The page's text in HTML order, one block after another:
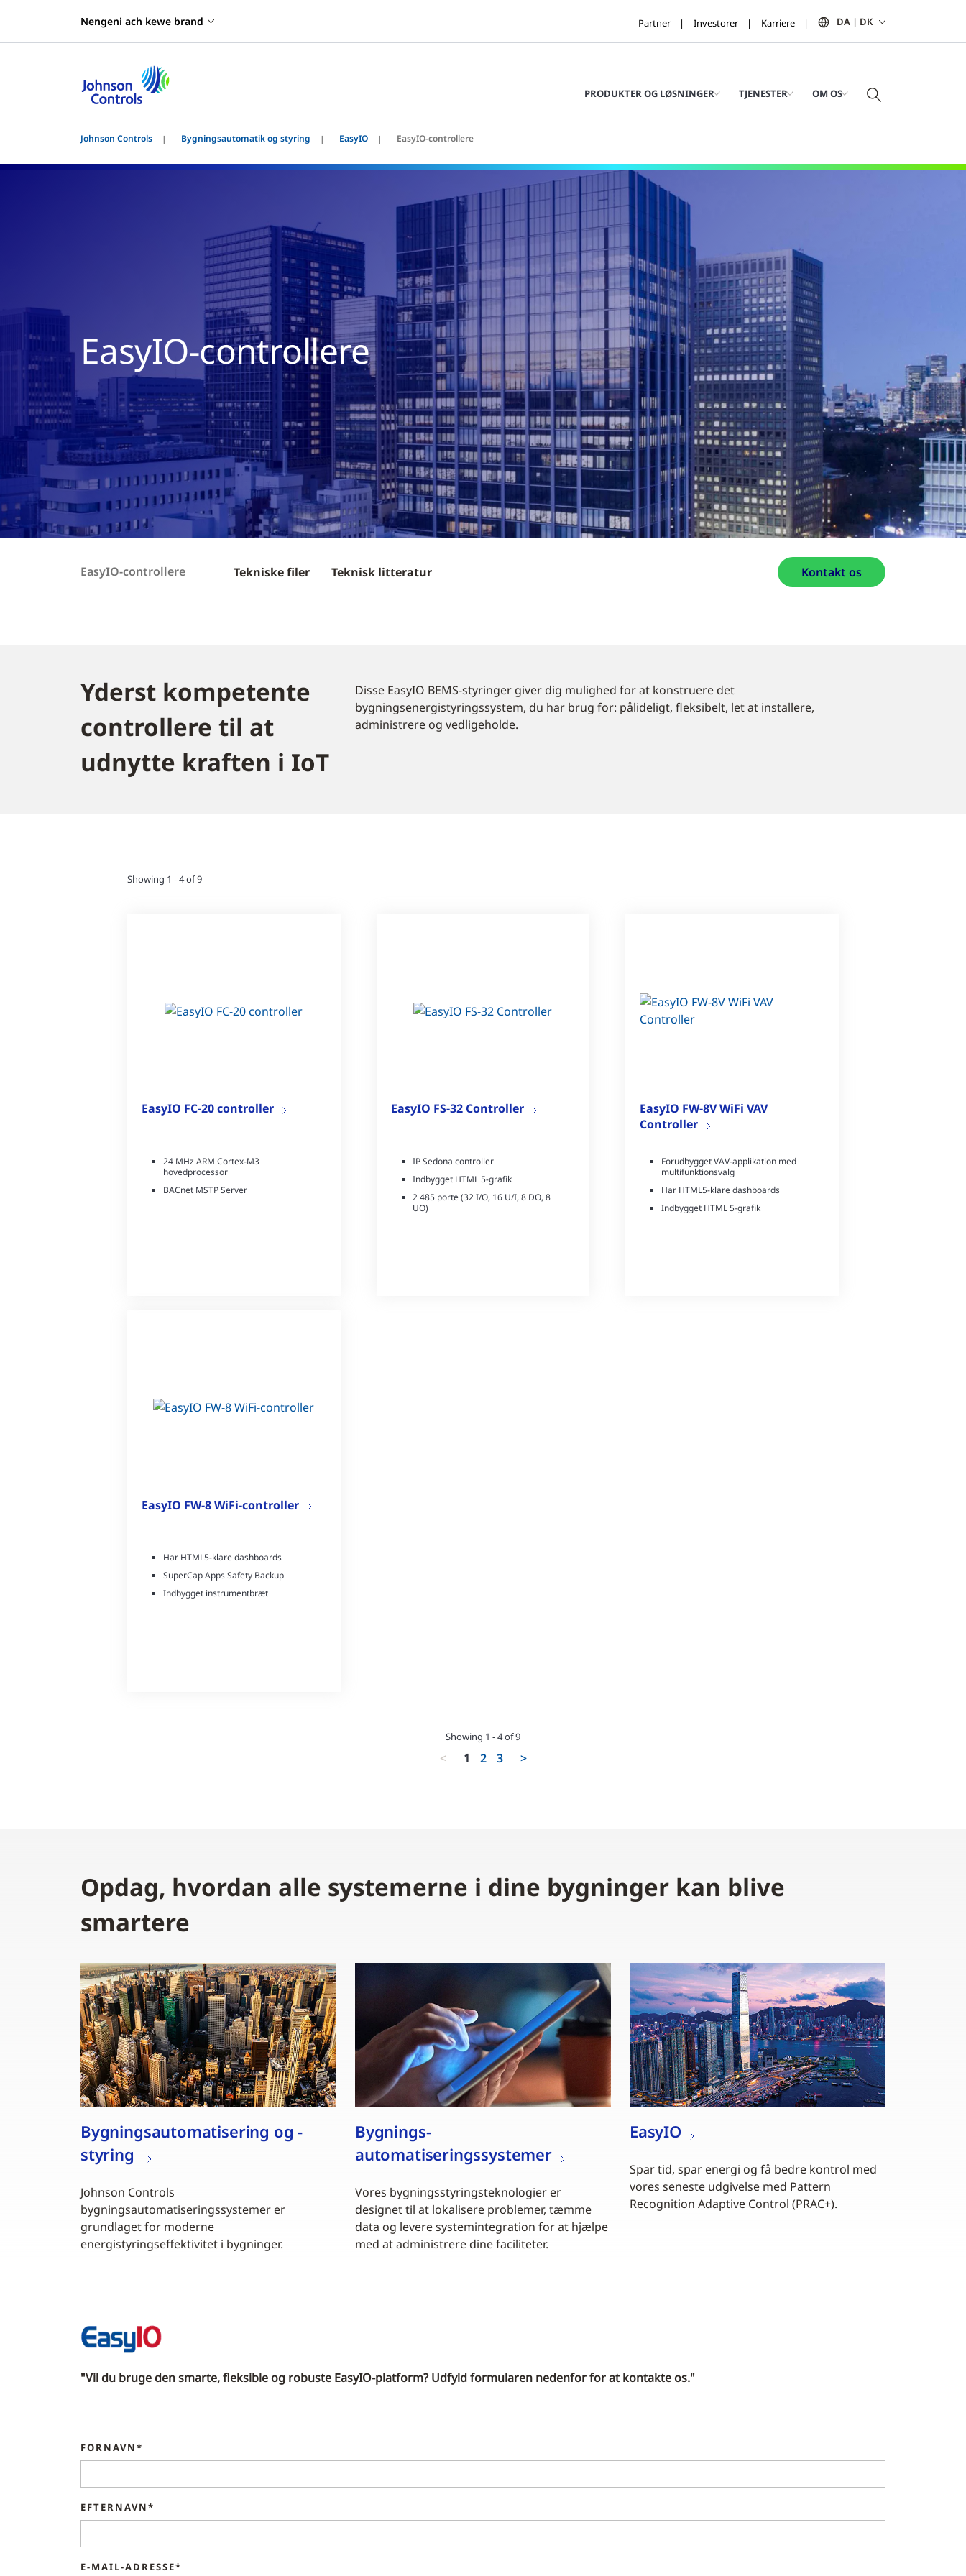
Nengeni ach kewe brand Partner Investorer Karriere DA | DK
PRODUKTER OG LØSNINGER TJENESTER OM OS
Johnson Controls Bygningsautomatik og styring EasyIO EasyIO-controllere
EasyIO-controllere
EasyIO-controllere Tekniske filer Teknisk litteratur Kontakt os
Yderst kompetente
controllere til at
udnytte kraften i IoT
Disse EasyIO BEMS-styringer giver dig mulighed for at konstruere det
bygningsenergistyringssystem, du har brug for: pålideligt, fleksibelt, let at installere,
administrere og vedligeholde.
Showing 1 - 4 of 9
EasyIO FC-20 controller
24 MHz ARM Cortex-M3
hovedprocessor
BACnet MSTP Server
EasyIO FS-32 Controller
IP Sedona controller
Indbygget HTML 5-grafik
2 485 porte (32 I/O, 16 U/I, 8 DO, 8
UO)
EasyIO FW-8V WiFi VAV
Controller
Forudbygget VAV-applikation med
multifunktionsvalg
Har HTML5-klare dashboards
Indbygget HTML 5-grafik
EasyIO FW-8 WiFi-controller
Har HTML5-klare dashboards
SuperCap Apps Safety Backup
Indbygget instrumentbræt
Showing 1 - 4 of 9
< 1 2 3 >
Opdag, hvordan alle systemerne i dine bygninger kan blive
smartere
Bygningsautomatisering og -
styring
Johnson Controls
bygningsautomatiseringssystemer er
grundlaget for moderne
energistyringseffektivitet i bygninger.
Bygnings-
automatiseringssystemer
Vores bygningsstyringsteknologier er
designet til at lokalisere problemer, tæmme
data og levere systemintegration for at hjælpe
med at administrere dine faciliteter.
EasyIO
Spar tid, spar energi og få bedre kontrol med
vores seneste udgivelse med Pattern
Recognition Adaptive Control (PRAC+).
"Vil du bruge den smarte, fleksible og robuste EasyIO-platform? Udfyld formularen nedenfor for at kontakte os."
FORNAVN*
EFTERNAVN*
E-MAIL-ADRESSE*